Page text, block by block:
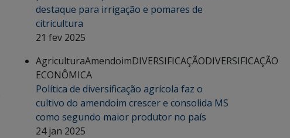
destaque para irrigação e pomares de
citricultura
21 fev 2025
AgriculturaAmendoimDIVERSIFICAÇÃODIVERSIFICAÇÃO
ECONÔMICA
Política de diversificação agrícola faz o
cultivo do amendoim crescer e consolida MS
como segundo maior produtor no país
24 jan 2025